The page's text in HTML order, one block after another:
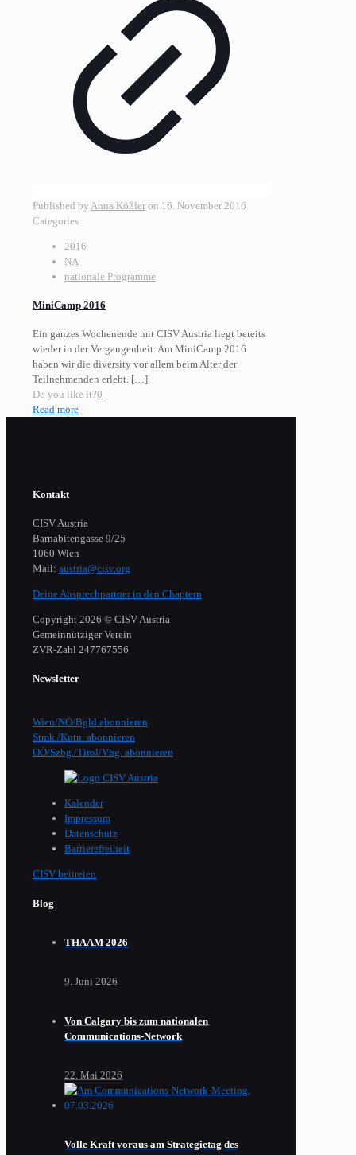
Published by Anna Kößler on 16. November 2016
Categories
2016
NA
nationale Programme
MiniCamp 2016
Ein ganzes Wochenende mit CISV Austria liegt bereits
wieder in der Vergangenheit. Am MiniCamp 2016
haben wir die diversity vor allem beim Alter der
Teilnehmenden erlebt. […]
Do you like it?0
Read more
Kontakt
CISV Austria
Barnabitengasse 9/25
1060 Wien
Mail: austria@cisv.org
Deine Ansprechpartner in den Chaptern
Copyright 2026 © CISV Austria
Gemeinnütziger Verein
​ZVR-Zahl 247767556
Newsletter
Wien/NÖ/Bgld abonnieren
Stmk./Kntn. abonnieren
OÖ/Szbg./Tirol/Vbg. abonnieren
Kalender
Impressum
Datenschutz
Barrierefreiheit
CISV beitreten
Blog
THAAM 2026
9. Juni 2026
Von Calgary bis zum nationalen
Communications-Network
22. Mai 2026
Volle Kraft voraus am Strategietag des